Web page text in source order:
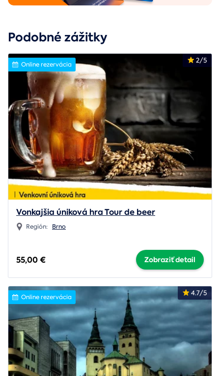
Podobné zážitky
2/5
Online rezervácia
Vonkajšia úniková hra Tour de beer
Región: Brno
55,00 € Zobraziť detail
4.7/5
Online rezervácia